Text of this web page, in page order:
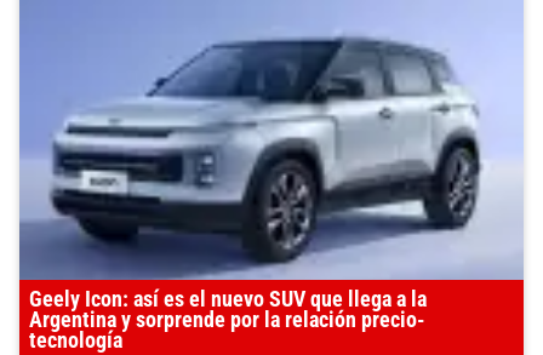
Geely Icon: así es el nuevo SUV que llega a la
Argentina y sorprende por la relación precio-
tecnología